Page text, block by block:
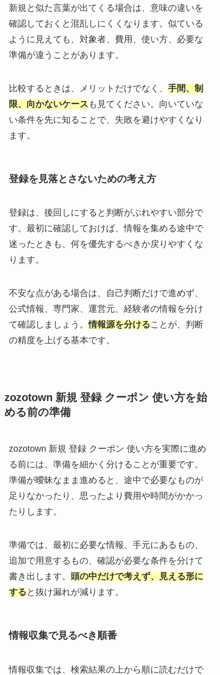
新規と似た言葉が出てくる場合は、意味の違いを
確認しておくと混乱しにくくなります。似ている
ように見えても、対象者、費用、使い方、必要な
準備が違うことがあります。
比較するときは、メリットだけでなく、 手間、制
限、向かないケース も見てください。向いていな
い条件を先に知ることで、失敗を避けやすくなり
ます。
登録を見落とさないための考え方
登録は、後回しにすると判断がぶれやすい部分で
す。最初に確認しておけば、情報を集める途中で
迷ったときも、何を優先するべきか戻りやすくな
ります。
不安な点がある場合は、自己判断だけで進めず、
公式情報、専門家、運営元、経験者の情報を分け
て確認しましょう。情報源を分けることが、判断
の精度を上げる基本です。
zozotown 新規 登録 クーポン 使い方を始
める前の準備
zozotown 新規 登録 クーポン 使い方を実際に進め
る前には、準備を細かく分けることが重要です。
準備が曖昧なまま進めると、途中で必要なものが
足りなかったり、思ったより費用や時間がかかっ
たりします。
準備では、最初に必要な情報、手元にあるもの、
追加で用意するもの、確認が必要な条件を分けて
書き出します。 頭の中だけで考えず、見える形に
する と抜け漏れが減ります。
情報収集で見るべき順番
情報収集では、検索結果の上から順に読むだけで